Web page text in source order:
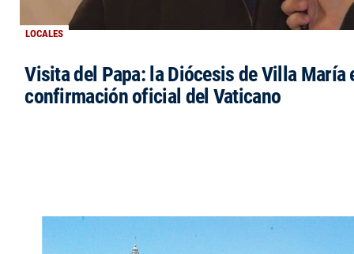
LOCALES
Visita del Papa: la Diócesis de Villa María
confirmación oficial del Vaticano